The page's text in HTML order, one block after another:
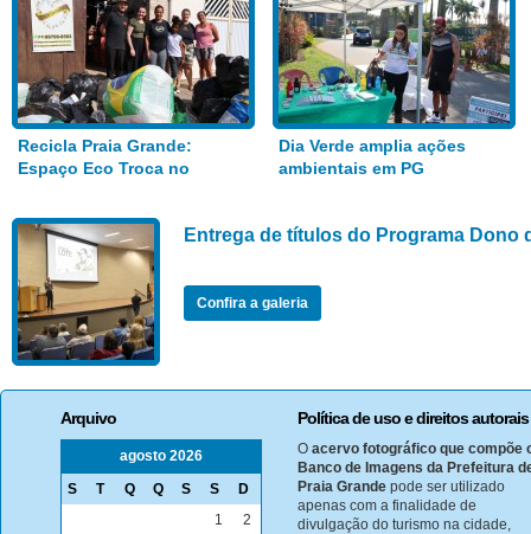
Recicla Praia Grande:
Espaço Eco Troca no
Dia Verde amplia ações
ambientais em PG
Entrega de títulos do Programa Dono
Confira a galeria
Arquivo
agosto 2026
S
T Q Q S S D
1
2
Política de uso e direitos autorais
O acervo fotográfico que compõe
Banco de Imagens da Prefeitura
Praia Grande pode ser utilizado
apenas com a finalidade de
divulgação do turismo na cidade,